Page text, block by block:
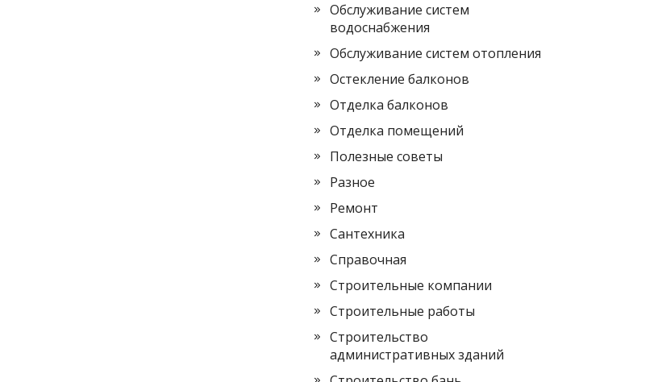
Обслуживание систем
водоснабжения
Обслуживание систем отопления
Остекление балконов
Отделка балконов
Отделка помещений
Полезные советы
Разное
Ремонт
Сантехника
Справочная
Строительные компании
Строительные работы
Строительство
административных зданий